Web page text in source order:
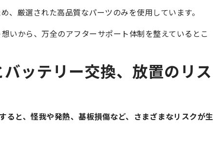
、厳選された高品質なパーツのみを使用しています。
いから、万全のアフターサポート体制を整えているとこ
ッテリー交換、放置のリス
と、怪我や発熱、基板損傷など、さまざまなリスクが生